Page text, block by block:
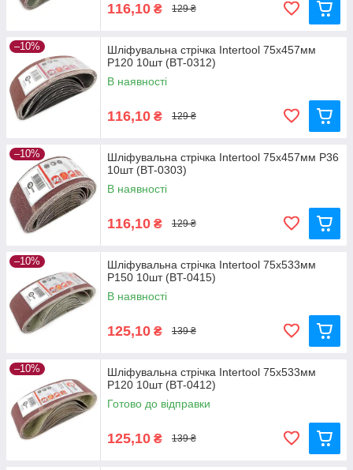
116,10 ₴ 129 ₴
–10%
Шліфувальна стрічка Intertool 75x457мм
P120 10шт (BT-0312)
В наявності
116,10 ₴ 129 ₴
–10%
Шліфувальна стрічка Intertool 75x457мм P36
10шт (BT-0303)
В наявності
116,10 ₴ 129 ₴
–10%
Шліфувальна стрічка Intertool 75x533мм
P150 10шт (BT-0415)
В наявності
125,10 ₴ 139 ₴
–10%
Шліфувальна стрічка Intertool 75x533мм
P120 10шт (BT-0412)
Готово до відправки
125,10 ₴ 139 ₴